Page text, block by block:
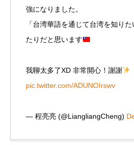
強になりました。
「台湾華語を通じて台湾を知り
たりだと思います
我聊太多了XD 非常開心！謝謝
pic.twitter.com/ADUNOIrswv
— 程亮亮 (@LiangliangCheng)